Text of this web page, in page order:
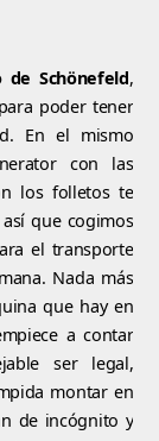
Schönefeld,
poder tener
En el mismo
con las
los folletos te
que cogimos
el transporte
Nada más
que hay en
a contar
ser legal,
montar en
de incógnito y